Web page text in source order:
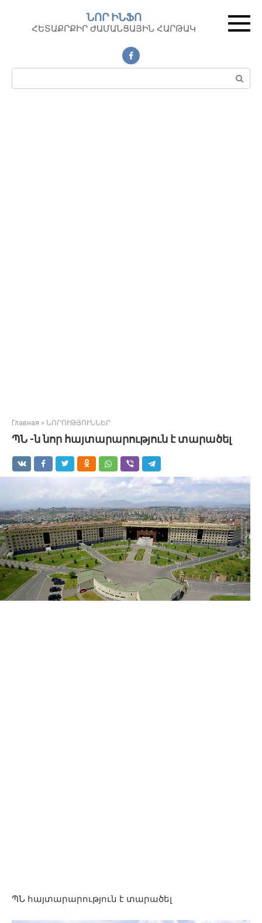
контенту
ՆՈՐ ԻՆՖՈ
ՀԵՏԱՔՐՔԻՐ ԺԱՄԱՆՑԱՅԻՆ ՀԱՐԹԱԿ
Поиск:
Главная » ՆՈՐՈՒԹՅՈՒՆՆԵՐ
ՊՆ -ն նոր հայտարարություն է տարածել
ՊՆ հայտարարություն է տարածել